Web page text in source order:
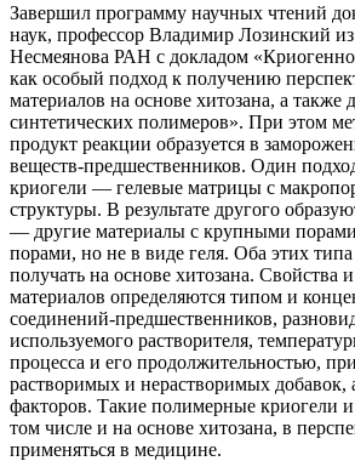
Завершил программу научных чтений
наук, профессор Владимир
Несмеянова РАН с докладом
как особый подход к получению
материалов на основе хитозана, а
синтетических полимеров». При этом
продукт реакции образуется в
веществ-предшественников. Один
криогели — гелевые матрицы с
структуры. В результате другого
— другие материалы с крупными
порами, но не в виде геля. Оба этих
получать на основе хитозана. Свойства
материалов определяются типом и
соединений-предшественников,
используемого растворителя,
процесса и его продолжительностью,
растворимых и нерастворимых добавок,
факторов. Такие полимерные криогели
том числе и на основе хитозана, в
применяться в медицине.